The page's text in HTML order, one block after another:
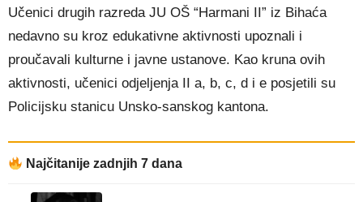
Učenici drugih razreda JU OŠ “Harmani II” iz Bihaća
nedavno su kroz edukativne aktivnosti upoznali i
proučavali kulturne i javne ustanove. Kao kruna ovih
aktivnosti, učenici odjeljenja II a, b, c, d i e posjetili su
Policijsku stanicu Unsko-sanskog kantona.
Najčitanije zadnjih 7 dana